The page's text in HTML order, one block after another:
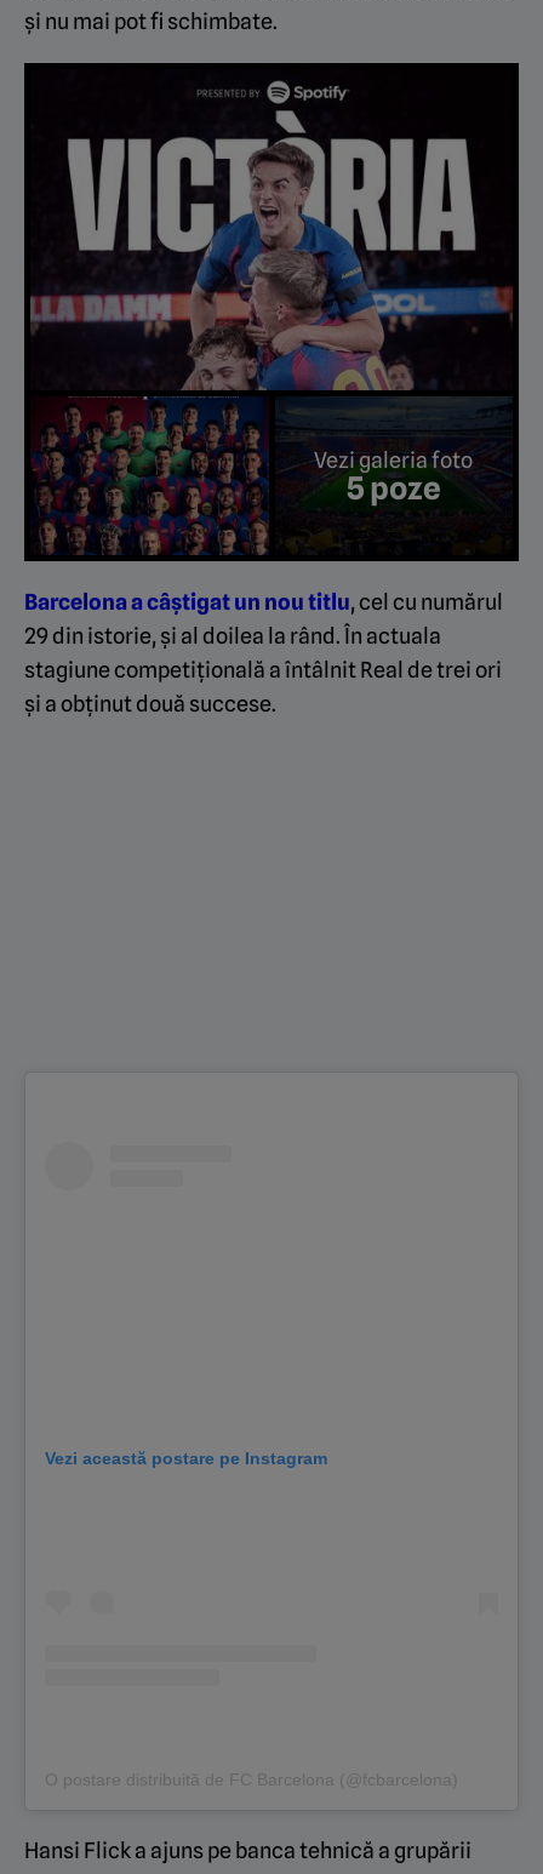
și nu mai pot fi schimbate.
Vezi galeria foto
5 poze
Barcelona a câștigat un nou titlu, cel cu numărul
29 din istorie, și al doilea la rând. În actuala
stagiune competițională a întâlnit Real de trei ori
și a obținut două succese.
Vezi această postare pe Instagram
O postare distribuită de FC Barcelona (@fcbarcelona)
Hansi Flick a ajuns pe banca tehnică a grupării